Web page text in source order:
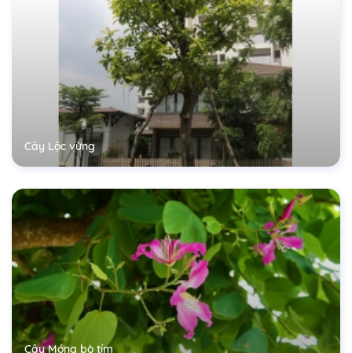
Cây Lộc vừng
Cây Móng bò tím